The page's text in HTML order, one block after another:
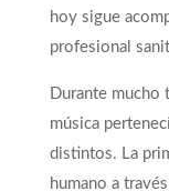
hoy sigue
profesional
Durante
música
distintos. La
humano a